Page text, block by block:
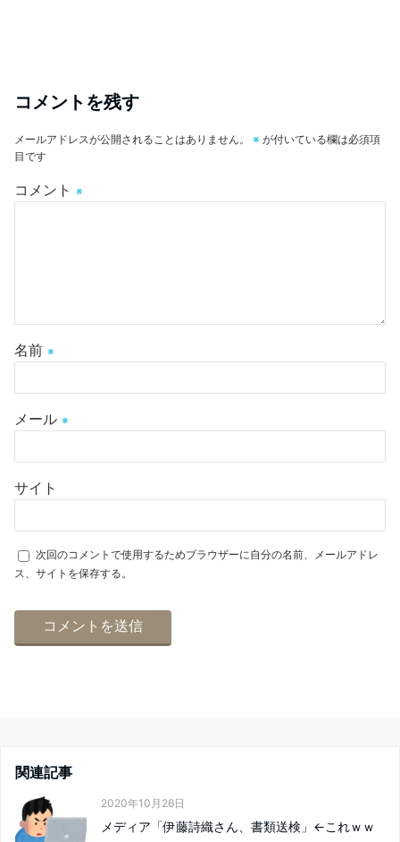
コメントを残す
メールアドレスが公開されることはありません。 ※ が付いている欄は必須項
目です
コメント ※
名前 ※
メール ※
サイト
次回のコメントで使用するためブラウザーに自分の名前、メールアドレ
ス、サイトを保存する。
関連記事
2020年10月26日
メディア「伊藤詩織さん、書類送検」←これｗｗ